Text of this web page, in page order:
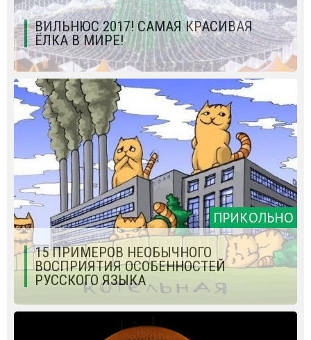
ВИЛЬНЮС 2017! САМАЯ КРАСИВАЯ
ЁЛКА В МИРЕ!
ПРИКОЛЬНО
15 ПРИМЕРОВ НЕОБЫЧНОГО
ВОСПРИЯТИЯ ОСОБЕННОСТЕЙ
РУССКОГО ЯЗЫКА